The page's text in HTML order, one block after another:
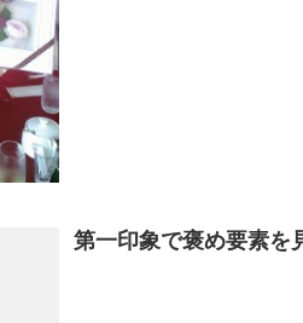
第一印象で褒め要素を